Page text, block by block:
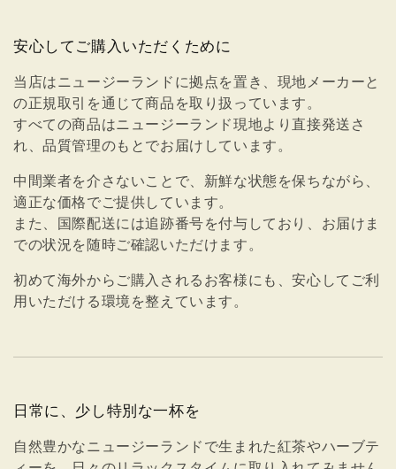
安心してご購入いただくために
当店はニュージーランドに拠点を置き、現地メーカーと
の正規取引を通じて商品を取り扱っています。
すべての商品はニュージーランド現地より直接発送さ
れ、品質管理のもとでお届けしています。
中間業者を介さないことで、新鮮な状態を保ちながら、
適正な価格でご提供しています。
また、国際配送には追跡番号を付与しており、お届けま
での状況を随時ご確認いただけます。
初めて海外からご購入されるお客様にも、安心してご利
用いただける環境を整えています。
日常に、少し特別な一杯を
自然豊かなニュージーランドで生まれた紅茶やハーブテ